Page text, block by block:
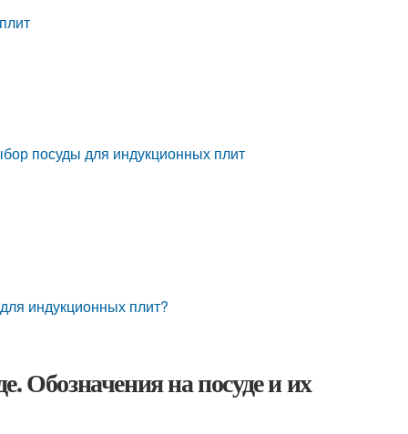
посуды для индукционных плит
индукционных плит?
Обозначения на посуде и их